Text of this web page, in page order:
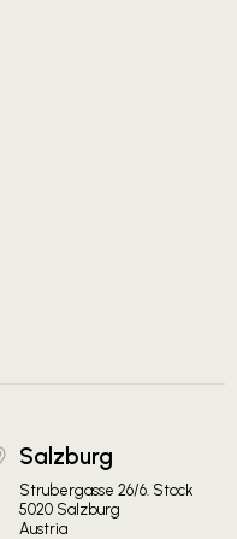
Salzburg
Strubergasse 26/6. Stock
5020 Salzburg
Austria